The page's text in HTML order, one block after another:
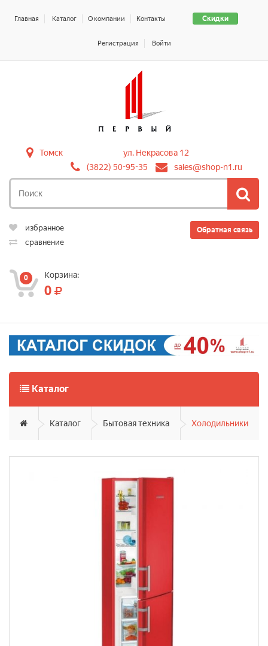
Скидки
Главная Каталог О компании Контакты
Регистрация Войти
Томск
ул. Некрасова 12
(3822) 50-95-35
sales@shop-n1.ru
Обратная связь
избранное
сравнение
0 Корзина:
0
Каталог
Каталог Бытовая техника Холодильники